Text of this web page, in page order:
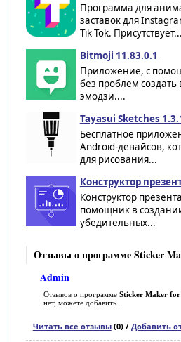
Программа для
заставок для
Tik Tok. Присутствует...
Bitmoji 11.83.0.1
Приложение, с
без проблем
эмодзи....
Tayasui Sketches
Бесплатное
Android-девайсов,
для рисования...
Конструктор
Конструктор
помощник в
убедительных...
Отзывы о программе Sticker
Admin
Отзывов о программе Sticker Maker for
нет, можете добавить...
Читать все отзывы(0) / Добавить